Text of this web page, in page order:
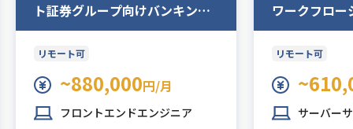
その他エンジニア（1,045）
Webディレクター（529）
ゲームプランナー（338）
UI/UXデザイナー（548）
ト証券グループ向けバンキング
アプリ開発支援
リモート可
~880,000円/月
フロントエンドエンジニア
ワークフロー
リモート可
サーバー